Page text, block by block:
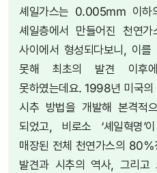
셰일가스는 0.005mm 이하
셰일층에서 만들어진 천연
사이에서 형성되다보니, 이
못해 최초의 발견 이후
못하였는데요. 1998년 미국의
시추 방법을 개발해 본격적
되었고, 비로소 ‘셰일혁명’
매장된 전체 천연가스의
발견과 시추의 역사, 그리고